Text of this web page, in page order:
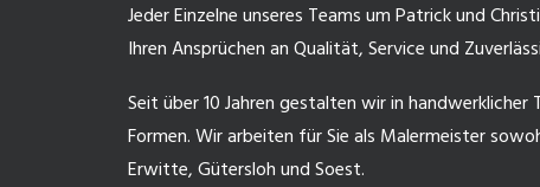
Jeder Einzelne unseres Teams um Patrick und
Ihren Ansprüchen an Qualität, Service und
Seit über 10 Jahren gestalten wir in
Formen. Wir arbeiten für Sie als Malermeister
Erwitte, Gütersloh und Soest.